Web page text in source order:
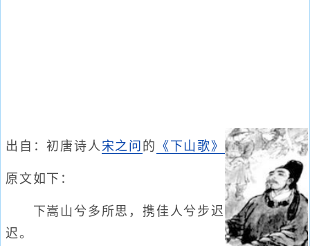
出自：初唐诗人宋之问 的 《下山歌》
原文如下：
下嵩山兮多所思，携佳人兮步迟
迟。